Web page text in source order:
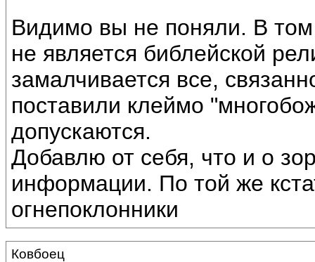
Видимо вы не поняли. В
не является библейской
замалчивается все,
поставили клеймо
допускаются.
Добавлю от себя, что и о
информации. По той же
огнепоклонники
Ковбоец